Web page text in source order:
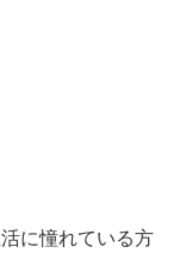
に憧れている方